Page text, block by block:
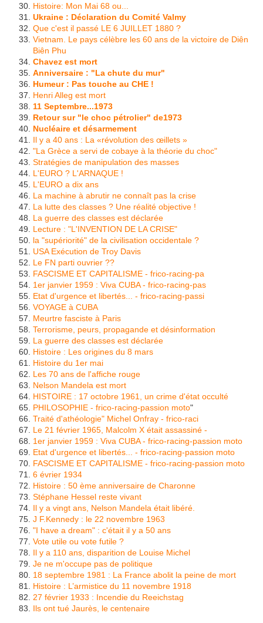
Histoire: Mon Mai 68 ou...
Ukraine : Déclaration du Comité Valmy
Que c'est il passé LE 6 JUILLET 1880 ?
Vietnam. Le pays célèbre les 60 ans de la victoire de Diên
Biên Phu
Chavez est mort
Anniversaire : "La chute du mur"
Humeur : Pas touche au CHE !
Henri Alleg est mort
11 Septembre...1973
Retour sur "le choc pétrolier" de1973
Nucléaire et désarmement
Il y a 40 ans : La «révolution des œillets »
"La Grèce a servi de cobaye à la théorie du choc"
Stratégies de manipulation des masses
L'EURO ? L'ARNAQUE !
L'EURO a dix ans
La machine à abrutir ne connaît pas la crise
La lutte des classes ? Une réalité objective !
La guerre des classes est déclarée
Lecture : "L'INVENTION DE LA CRISE"
la "supériorité" de la civilisation occidentale ?
USA Exécution de Troy Davis
Le FN parti ouvrier ??
FASCISME ET CAPITALISME - frico-racing-pa
1er janvier 1959 : Viva CUBA - frico-racing-pas
Etat d'urgence et libertés... - frico-racing-passi
VOYAGE à CUBA
Meurtre fasciste à Paris
Terrorisme, peurs, propagande et désinformation
La guerre des classes est déclarée
Histoire : Les origines du 8 mars
Histoire du 1er mai
Les 70 ans de l'affiche rouge
Nelson Mandela est mort
HISTOIRE : 17 octobre 1961, un crime d'état occulté
PHILOSOPHIE - frico-racing-passion moto"
Traité d'athéologie" Michel Onfray - frico-raci
Le 21 février 1965, Malcolm X était assassiné -
1er janvier 1959 : Viva CUBA - frico-racing-passion moto
Etat d'urgence et libertés... - frico-racing-passion moto
FASCISME ET CAPITALISME - frico-racing-passion moto
6 évrier 1934
Histoire : 50 ème anniversaire de Charonne
Stéphane Hessel reste vivant
Il y a vingt ans, Nelson Mandela était libéré.
J F.Kennedy : le 22 novembre 1963
"I have a dream" : c'était il y a 50 ans
Vote utile ou vote futile ?
Il y a 110 ans, disparition de Louise Michel
Je ne m'occupe pas de politique
18 septembre 1981 : La France abolit la peine de mort
Histoire : L’armistice du 11 novembre 1918
27 février 1933 : Incendie du Reeichstag
Ils ont tué Jaurès, le centenaire